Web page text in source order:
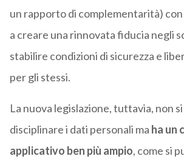
un rapporto di complementarità)
a creare una rinnovata fiducia negli
stabilire condizioni di sicurezza e
per gli stessi.
La nuova legislazione, tuttavia, non
disciplinare i dati personali ma ha un
applicativo ben più ampio, come si